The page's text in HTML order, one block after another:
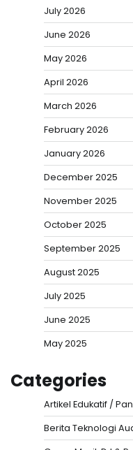
July 2026
June 2026
May 2026
April 2026
March 2026
February 2026
January 2026
December 2025
November 2025
October 2025
September 2025
August 2025
July 2025
June 2025
May 2025
Categories
Artikel Edukatif /
Berita Teknologi